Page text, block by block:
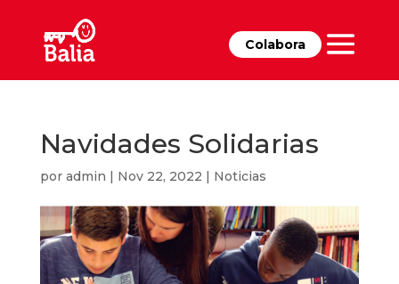
Colabora
Navidades Solidarias
por admin | Nov 22, 2022 | Noticias